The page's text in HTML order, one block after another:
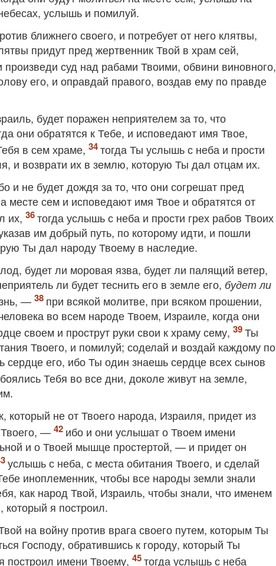
услышь и помилуй.
ближнего своего, и потребует от него клятвы,
придут пред жертвенник Твой в храм сей,
суд над рабами Твоими, обвини виновного,
его, и оправдай правого, воздав ему по правде
будет поражен неприятелем за то, что
они обратятся к Тебе, и исповедают имя Твое,
в сем храме,
тогда Ты услышь с неба и прости
и возврати их в землю, которую Ты дал отцам их.
и не будет дождя за то, что они согрешат пред
месте сем и исповедают имя Твое и обратятся от
их,
тогда услышь с неба и прости грех рабов Твоих
им добрый путь, по которому идти, и пошли
Ты дал народу Твоему в наследие.
будет ли моровая язва, будет ли палящий ветер,
ли будет теснить его в земле его, будет ли
—
при всякой молитве, при всяком прошении,
во всем народе Твоем, Израиле, когда они
своем и прострут руки свои к храму сему,
Ты
Твоего, и помилуй; соделай и воздай каждому по
сердце его, ибо Ты один знаешь сердце всех сынов
Тебя во все дни, доколе живут на земле,
который не от Твоего народа, Израиля, придет из
—
ибо и они услышат о Твоем имени
и о Твоей мышце простертой, — и придет он
услышь с неба, с места обитания Твоего, и сделай
иноплеменник, чтобы все народы земли знали
как народ Твой, Израиль, чтобы знали, что именем
который я построил.
на войну против врага своего путем, которым Ты
Господу, обратившись к городу, который Ты
построил имени Твоему,
тогда услышь с неба